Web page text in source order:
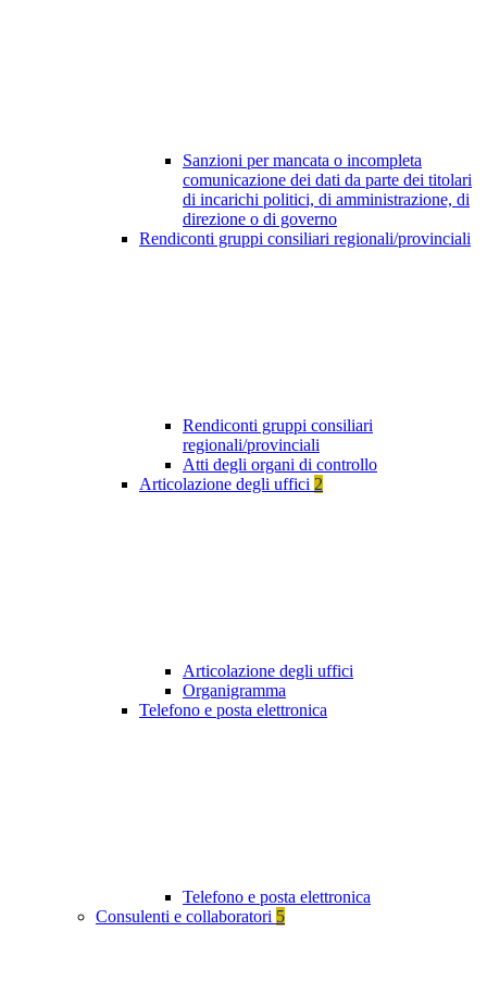
Sanzioni per mancata o incompleta
comunicazione dei dati da parte dei titolari
di incarichi politici, di amministrazione, di
direzione o di governo
Rendiconti gruppi consiliari regionali/provinciali
Rendiconti gruppi consiliari
regionali/provinciali
Atti degli organi di controllo
Articolazione degli uffici 2
Articolazione degli uffici
Organigramma
Telefono e posta elettronica
Telefono e posta elettronica
Consulenti e collaboratori 5